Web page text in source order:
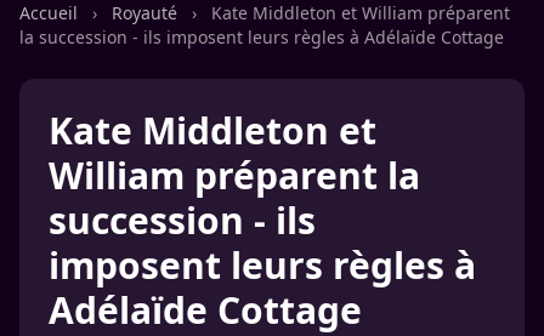
Accueil › Royauté ›
Kate Middleton et William préparent
la succession - ils imposent leurs règles à Adélaïde Cottage
Kate Middleton et
William préparent la
succession - ils
imposent leurs règles à
Adélaïde Cottage